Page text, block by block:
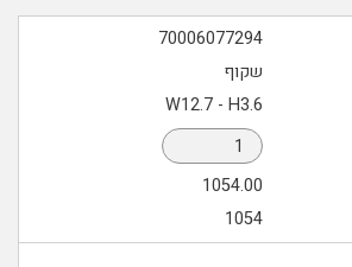
70006077294
שקוף
W12.7 - H3.6
1054.00
1054